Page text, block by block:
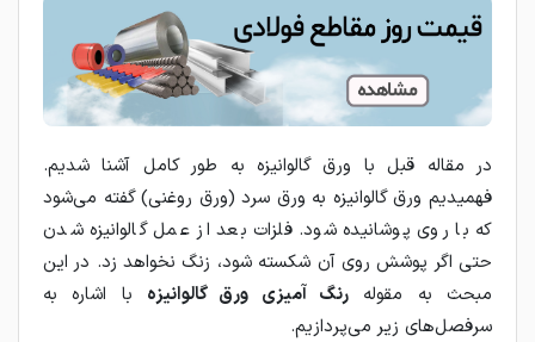
در مقاله قبل با ورق گالوانیزه به طور کامل آشنا شدیم.
فهمیدیم ورق گالوانیزه به ورق سرد (ورق روغنی) گفته می‌شود
که با روی پوشانیده شود. فلزات بعد از عمل گالوانیزه شدن
حتی اگر پوشش روی آن شکسته شود، زنگ نخواهد زد. در این
مبحث به مقوله رنگ آمیزی ورق گالوانیزه با اشاره به
سرفصل‌های زیر می‌پردازیم.